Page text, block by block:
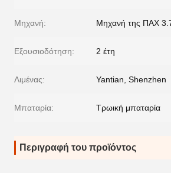
Μηχανή: Μηχανή της ΠΑΧ
Εξουσιοδότηση: 2 έτη
Λιμένας: Yantian, Shenzhen
Μπαταρία: Τρωική μπαταρία
Περιγραφή του προϊόντος